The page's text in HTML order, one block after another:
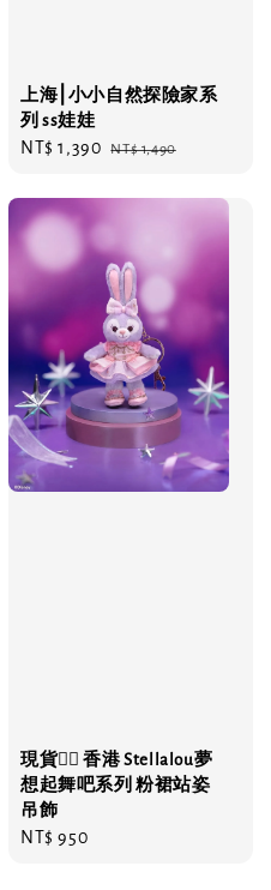
上海⎮小小自然探險家系
列 ss娃娃
Sale
NT$ 1,390 Regular
NT$ 1,490
現貨❤️‍🔥 香港 Stellalou夢
想起舞吧系列 粉裙站姿
吊飾
Regular
NT$ 950